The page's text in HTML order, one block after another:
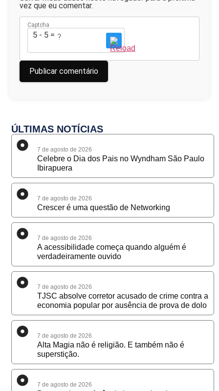
vez que eu comentar.
Captcha
5 - 5 = ?
ÚLTIMAS NOTÍCIAS
7 de agosto de 2026
Celebre o Dia dos Pais no Wyndham São Paulo
Ibirapuera
7 de agosto de 2026
Crescer é uma questão de Networking
7 de agosto de 2026
A acessibilidade começa quando alguém é
verdadeiramente ouvido
7 de agosto de 2026
TJSC absolve corretor acusado de crime contra a
economia popular por ausência de prova de dolo
7 de agosto de 2026
Alta Magia não é religião. E também não é
superstição.
7 de agosto de 2026